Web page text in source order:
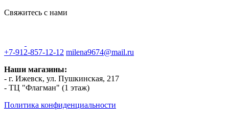
Свяжитесь с нами
+7-912-857-12-12 milena9674@mail.ru
Наши магазины:
- г. Ижевск, ул. Пушкинская, 217
- ТЦ "Флагман" (1 этаж)
Политика конфиденциальности